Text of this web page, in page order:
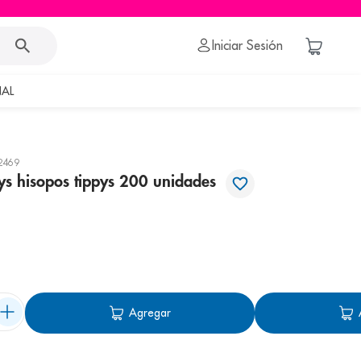
Iniciar Sesión
hisopos tippys 200 unidades
Agregar